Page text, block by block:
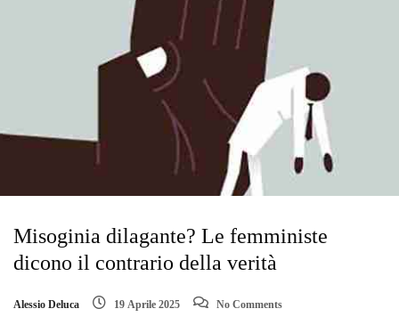
Misoginia dilagante? Le femministe
dicono il contrario della verità
Alessio Deluca 19 Aprile 2025 No Comments